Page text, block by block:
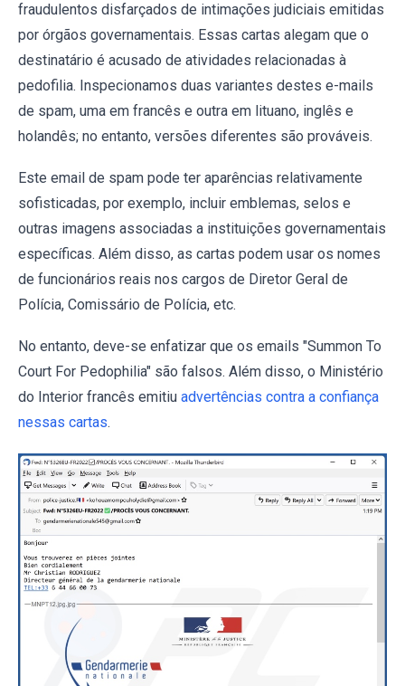
fraudulentos disfarçados de intimações judiciais emitidas
por órgãos governamentais. Essas cartas alegam que o
destinatário é acusado de atividades relacionadas à
pedofilia. Inspecionamos duas variantes destes e-mails
de spam, uma em francês e outra em lituano, inglês e
holandês; no entanto, versões diferentes são prováveis.
Este email de spam pode ter aparências relativamente
sofisticadas, por exemplo, incluir emblemas, selos e
outras imagens associadas a instituições governamentais
específicas. Além disso, as cartas podem usar os nomes
de funcionários reais nos cargos de Diretor Geral de
Polícia, Comissário de Polícia, etc.
No entanto, deve-se enfatizar que os emails "Summon To
Court For Pedophilia" são falsos. Além disso, o Ministério
do Interior francês emitiu advertências contra a confiança
nessas cartas.